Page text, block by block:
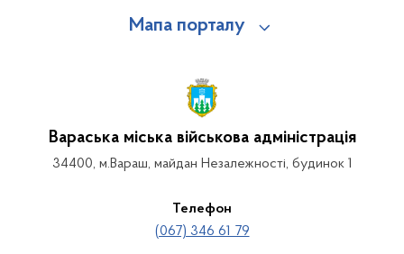
Мапа порталу
Вараська міська військова адміністрація
34400, м.Вараш, майдан Незалежності, будинок 1
Телефон
(067) 346 61 79